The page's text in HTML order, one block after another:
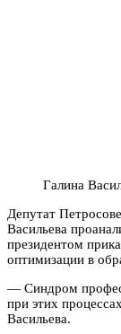
Галина
Депутат
Васильева
президентом
оптимизации в
— Синдром
при этих
Васильева.